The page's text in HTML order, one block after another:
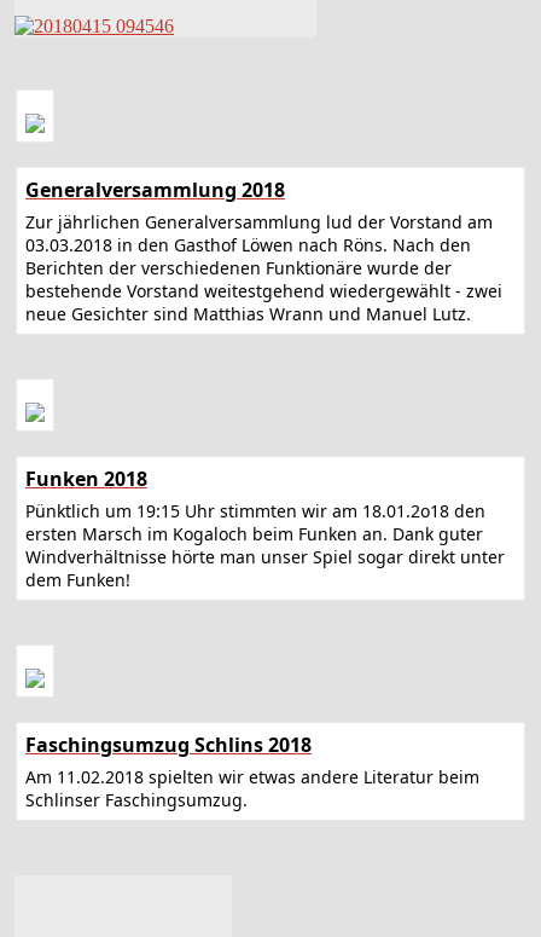
Generalversammlung 2018
Zur jährlichen Generalversammlung lud der Vorstand am
03.03.2018 in den Gasthof Löwen nach Röns. Nach den
Berichten der verschiedenen Funktionäre wurde der
bestehende Vorstand weitestgehend wiedergewählt - zwei
neue Gesichter sind Matthias Wrann und Manuel Lutz.
Funken 2018
Pünktlich um 19:15 Uhr stimmten wir am 18.01.2o18 den
ersten Marsch im Kogaloch beim Funken an. Dank guter
Windverhältnisse hörte man unser Spiel sogar direkt unter
dem Funken!
Faschingsumzug Schlins 2018
Am 11.02.2018 spielten wir etwas andere Literatur beim
Schlinser Faschingsumzug.